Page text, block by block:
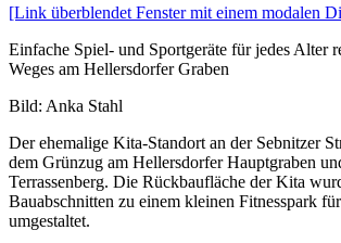
[Link überblendet Fenster mit einem modalen
Einfache Spiel- und Sportgeräte für jedes Alter
Weges am Hellersdorfer Graben
Bild: Anka Stahl
Der ehemalige Kita-Standort an der Sebnitzer
dem Grünzug am Hellersdorfer Hauptgraben
Terrassenberg. Die Rückbaufläche der Kita
Bauabschnitten zu einem kleinen Fitnesspark
umgestaltet.